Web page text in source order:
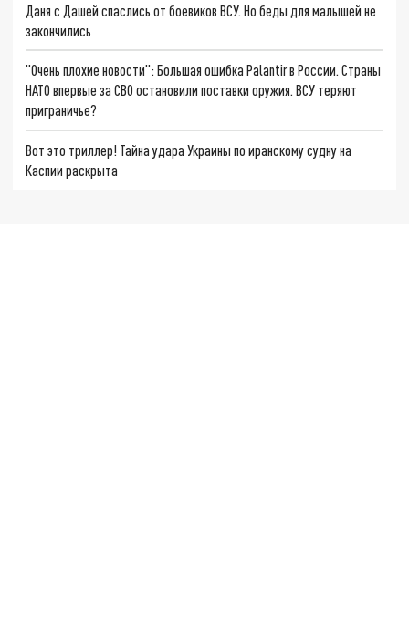
Даня с Дашей спаслись от боевиков ВСУ. Но беды для малышей не
закончились
"Очень плохие новости": Большая ошибка Palantir в России. Страны
НАТО впервые за СВО остановили поставки оружия. ВСУ теряют
приграничье?
Вот это триллер! Тайна удара Украины по иранскому судну на
Каспии раскрыта